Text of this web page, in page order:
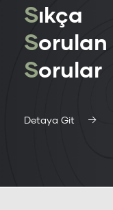
Sıkça
Sorulan
Sorular
Detaya Git